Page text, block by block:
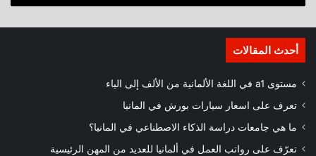
أحدث المقالات
مستوى a1 في اللغة الألمانية من الألف إلى الياء
تعرف على اسعار سيارات بورش في المانيا
ما هي جامعات دراسة الذكاء الاصطناعي في المانيا؟
تعرّف على رواتب العمل في ألمانيا للعديد من المهن الرئيسية